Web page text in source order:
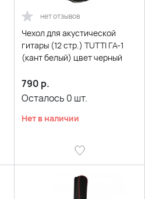
нет отзывов
Чехол для акустической
гитары (12 стр.) TUTTI ГА-1
(кант белый) цвет черный
790 р.
Осталось 0 шт.
Нет в наличии